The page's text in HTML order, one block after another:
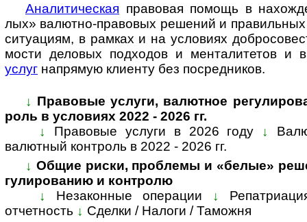
Ана­ли­ти­че­с­кая пра­во­вая по­мощь в
лых» ва­лют­но-­пра­во­вых ре­ше­ний и пра­ви­ль­ных
си­ту­а­ци­ям, в рам­ках и на усло­ви­ях
мо­сти дело­вых под­хо­дов и мен­та­ли­те­тов и
услуг на­пря­мую кли­енту без по­сред­ников.
↓ Пра­во­вые услуги, валютное
роль в усло­виях 2022 - 2026 гг.
↓
Правовые услуги в 2026 году ↓
валютный конт­роль в 2022 - 2026 гг.
↓ Общие риски, проблемы и «белые»
гу­ли­ро­ва­нию и конт­ролю
↓
Незаконные операции ↓
отчетность ↓ Сделки / Налоги / Таможня